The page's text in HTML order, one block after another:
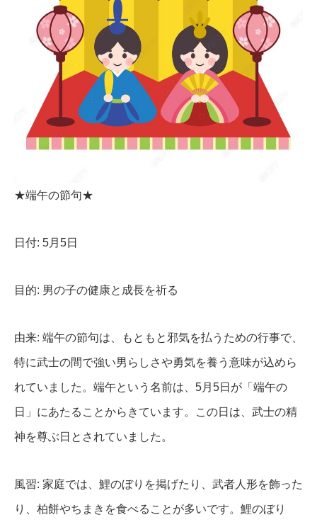
★端午の節句★
日付: 5月5日
目的: 男の子の健康と成長を祈る
由来: 端午の節句は、もともと邪気を払うための行事で、
特に武士の間で強い男らしさや勇気を養う意味が込めら
れていました。端午という名前は、5月5日が「端午の
日」にあたることからきています。この日は、武士の精
神を尊ぶ日とされていました。
風習: 家庭では、鯉のぼりを掲げたり、武者人形を飾った
り、柏餅やちまきを食べることが多いです。鯉のぼり